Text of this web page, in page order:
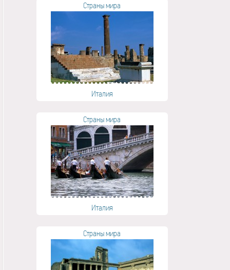
Страны мира
Италия
Страны мира
Италия
Страны мира